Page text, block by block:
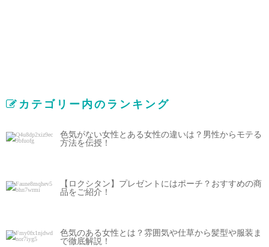
カテゴリー内のランキング
色気がない女性とある女性の違いは？男性からモテる
方法を伝授！
【ロクシタン】プレゼントにはポーチ？おすすめの商
品をご紹介！
色気のある女性とは？雰囲気や仕草から髪型や服装ま
で徹底解説！